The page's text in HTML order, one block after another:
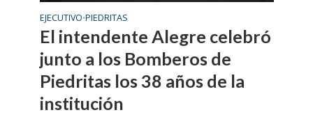
EJECUTIVO•PIEDRITAS
El intendente Alegre celebró
junto a los Bomberos de
Piedritas los 38 años de la
institución